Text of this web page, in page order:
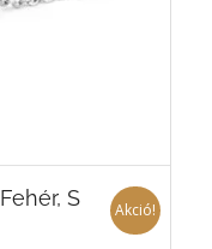
S Akció!